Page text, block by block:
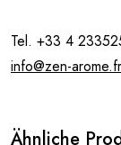
Tel. +33 4
info@zen-arome.fr
Ähnliche